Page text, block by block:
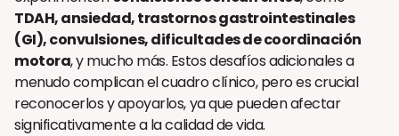
TDAH, ansiedad, trastornos gastrointestinales
(GI), convulsiones, dificultades de coordinación
motora, y mucho más. Estos desafíos adicionales a
menudo complican el cuadro clínico, pero es crucial
reconocerlos y apoyarlos, ya que pueden afectar
significativamente a la calidad de vida.